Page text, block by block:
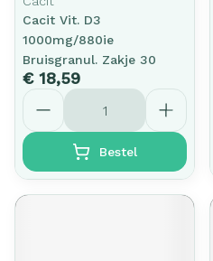
Cacit Vit. D3
1000mg/880ie
Bruisgranul. Zakje 30
€ 18,59
Aantal
Bestel